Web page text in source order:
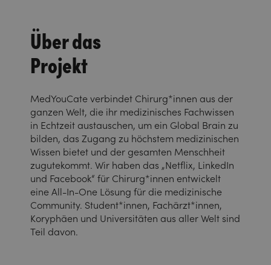
Über das
Projekt
MedYouCate verbindet Chirurg*innen aus der
ganzen Welt, die ihr medizinisches Fachwissen
in Echtzeit austauschen, um ein Global Brain zu
bilden, das Zugang zu höchstem medizinischen
Wissen bietet und der gesamten Menschheit
zugutekommt. Wir haben das „Netflix, LinkedIn
und Facebook“ für Chirurg*innen entwickelt
eine All-In-One Lösung für die medizinische
Community. Student*innen, Fachärzt*innen,
Koryphäen und Universitäten aus aller Welt sind
Teil davon.